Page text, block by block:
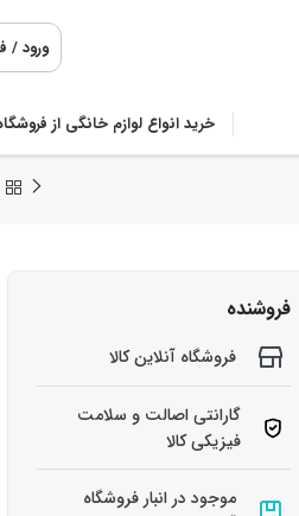
ورود /
خرید انواع لوازم خانگی از
فروشنده
فروشگاه آنلاین کالا
گارانتی اصالت و سلامت
فیزیکی کالا
موجود در انبار فروشگاه